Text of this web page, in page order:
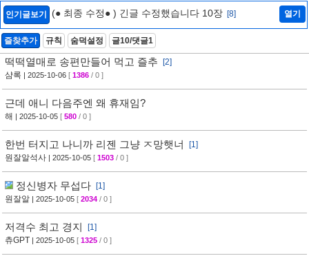
인기글보기 (● 최종 수정● ) 긴글 수정했습니다 10장 [8] 열기
즐찾추가 규칙 숨덕설정 글10/댓글1
떡떡열매로 송편만들어 먹고 즐추
[2]
샴록 | 2025-10-06 [ 1386 / 0 ]
근데 애니 다음주엔 왜 휴재임?
해 | 2025-10-05 [ 580 / 0 ]
한번 터지고 나니까 리젠 그냥 ㅈ망햇너
[1]
원잘알석사 | 2025-10-05 [ 1503 / 0 ]
정신병자 무섭다
[1]
원잘알 | 2025-10-05 [ 2034 / 0 ]
저격수 최고 경지
[1]
츄GPT | 2025-10-05 [ 1325 / 0 ]